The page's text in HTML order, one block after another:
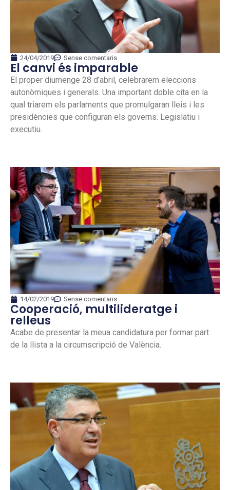
24/04/2019 Sense comentaris
El canvi és imparable
El proper diumenge 28 d’abril, celebrarem eleccions
autonòmiques i generals. Una important doble cita en la
qual triarem els parlaments que promulgaran lleis i les
presidències que configuran els governs. Legislatiu i
executiu.
14/02/2019 Sense comentaris
Cooperació, multilideratge i
relleus
Acabe de presentar la meua candidatura per formar part
de la llista a la circumscripció de València.